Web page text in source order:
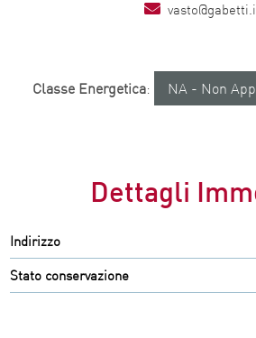
Classe Energetica: NA - Non
Dettagli
Indirizzo
Stato conservazione